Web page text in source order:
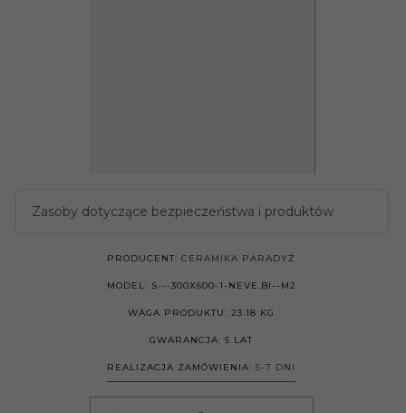
Zasoby dotyczące bezpieczeństwa i produktów
PRODUCENT:CERAMIKA PARADYŻ
MODEL: S---300X600-1-NEVE.BI--M2
WAGA PRODUKTU:23.18 KG
GWARANCJA:5 LAT
REALIZACJA ZAMÓWIENIA:5-7 DNI